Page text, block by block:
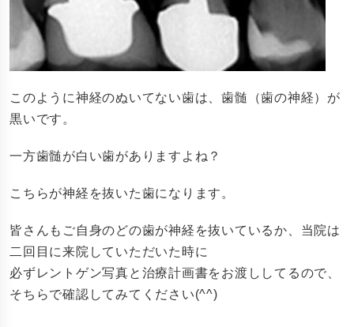
このように神経のぬいてない歯は、歯髄（歯の神経）が
黒いです。
一方歯髄が白い歯がありますよね？
こちらが神経を抜いた歯になります。
皆さんもご自身のどの歯が神経を抜いているか、当院は
二回目に来院していただいた時に
必ずレントゲン写真と治療計画書をお渡ししてるので、
そちらで確認してみてください(^^)